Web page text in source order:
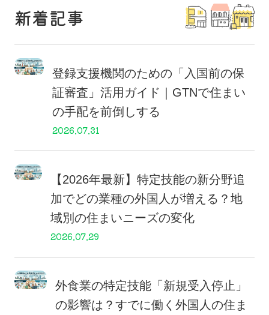
新着記事
登録支援機関のための「入国前の保
証審査」活用ガイド｜GTNで住まい
の手配を前倒しする
2026.07.31
【2026年最新】特定技能の新分野追
加でどの業種の外国人が増える？地
域別の住まいニーズの変化
2026.07.29
外食業の特定技能「新規受入停止」
の影響は？すでに働く外国人の住ま